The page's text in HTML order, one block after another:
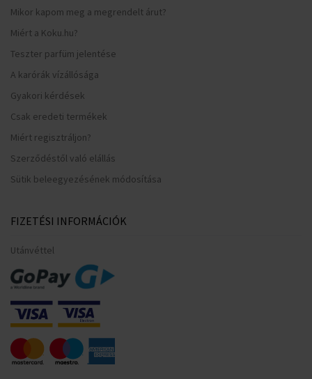
Mikor kapom meg a megrendelt árut?
Miért a Koku.hu?
Teszter parfüm jelentése
A karórák vízállósága
Gyakori kérdések
Csak eredeti termékek
Miért regisztráljon?
Szerződéstől való elállás
Sütik beleegyezésének módosítása
FIZETÉSI INFORMÁCIÓK
Utánvéttel